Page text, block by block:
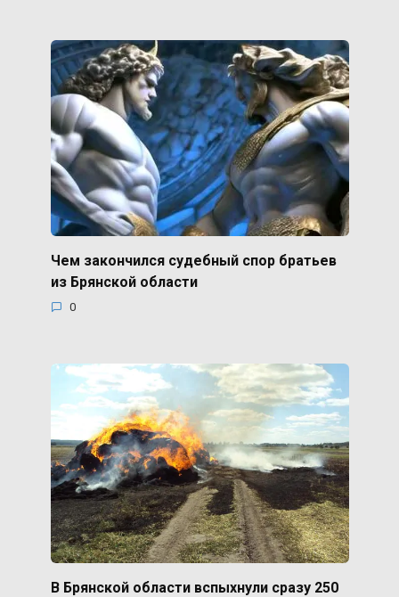
Чем закончился судебный спор братьев
из Брянской области
0
В Брянской области вспыхнули сразу 250